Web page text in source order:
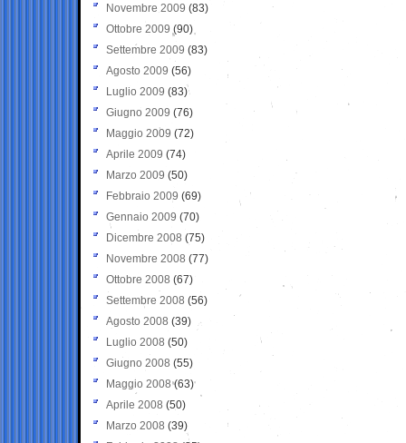
Novembre 2009 (83)
Ottobre 2009 (90)
Settembre 2009 (83)
Agosto 2009 (56)
Luglio 2009 (83)
Giugno 2009 (76)
Maggio 2009 (72)
Aprile 2009 (74)
Marzo 2009 (50)
Febbraio 2009 (69)
Gennaio 2009 (70)
Dicembre 2008 (75)
Novembre 2008 (77)
Ottobre 2008 (67)
Settembre 2008 (56)
Agosto 2008 (39)
Luglio 2008 (50)
Giugno 2008 (55)
Maggio 2008(63)
Aprile 2008 (50)
Marzo 2008 (39)